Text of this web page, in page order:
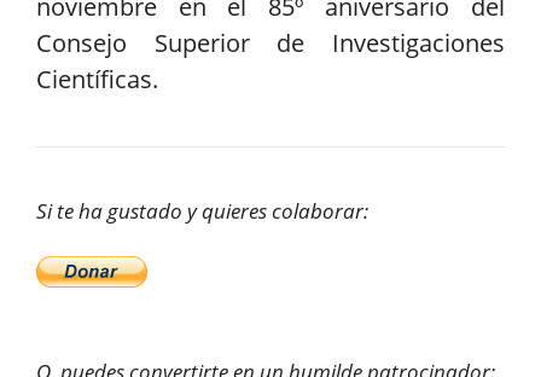
Consejo Superior de Investigaciones
Científicas.
Si te ha gustado y quieres colaborar:
O puedes convertirte en un humilde patrocinador: